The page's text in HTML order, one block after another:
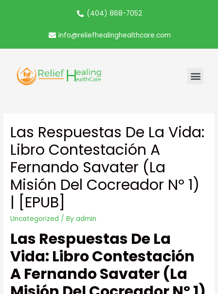
(404) 868-7052
info@reliefhealinghealthcare.com
Las Respuestas De La Vida:
Libro Contestación A
Fernando Savater (La
Misión Del Cocreador Nº 1)
| [EPUB]
Uncategorized / Byadmin
Las Respuestas De La
Vida: Libro Contestación
A Fernando Savater (La